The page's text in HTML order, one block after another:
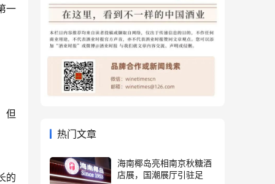
一
但
的
热门文章
海南椰岛亮相南京秋糖酒
店展，国潮展厅引驻足